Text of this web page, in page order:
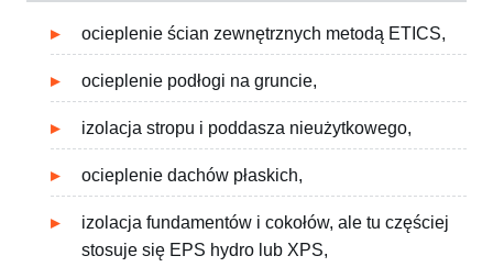
ocieplenie ścian zewnętrznych metodą ETICS,
ocieplenie podłogi na gruncie,
izolacja stropu i poddasza nieużytkowego,
ocieplenie dachów płaskich,
izolacja fundamentów i cokołów, ale tu częściej
stosuje się EPS hydro lub XPS,